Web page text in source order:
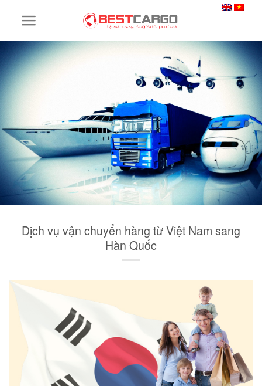
Dịch vụ vận chuyển hàng từ Việt Nam sang
Hàn Quốc